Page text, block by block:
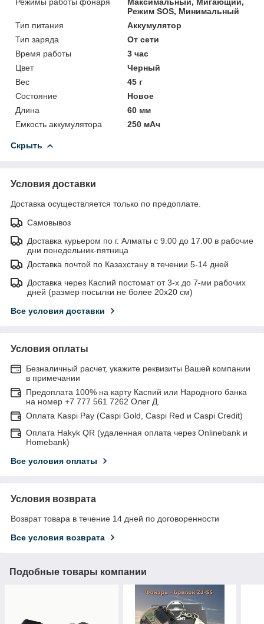
Режим SOS, Минимальный
Тип питания
Аккумулятор
Тип заряда
От сети
Время работы
3 час
Цвет
Черный
Вес
45 г
Состояние
Новое
Длина
60 мм
Емкость аккумулятора
250 мАч
Скрыть
Условия доставки
Доставка осуществляется только по предоплате.
Самовывоз
Доставка курьером по г. Алматы с 9.00 до 17.00 в рабочие
дни понедельник-пятница
Доставка почтой по Казахстану в течении 5-14 дней
Доставка через Каспий постомат от 3-х до 7-ми рабочих
дней (размер посылки не более 20х20 см)
Все условия доставки
Условия оплаты
Безналичный расчет, укажите реквизиты Вашей компании
в примечании
Предоплата 100% на карту Каспий или Народного банка
на номер +7 777 561 7262 Олег Д.
Оплата Kaspi Pay (Caspi Gold, Caspi Red и Caspi Credit)
Оплата Hakyk QR (удаленная оплата через Onlinebank и
Homebank)
Все условия оплаты
Условия возврата
Возврат товара в течение 14 дней по договоренности
Все условия возврата
Подобные товары компании